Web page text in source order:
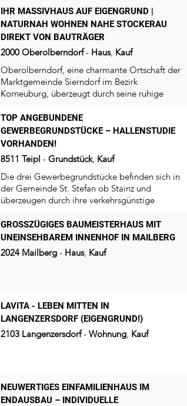
IHR MASSIVHAUS AUF EIGENGRUND |
NATURNAH WOHNEN NAHE STOCKERAU
DIREKT VON BAUTRÄGER
2000 Oberolberndorf - Haus, Kauf
Oberolberndorf, eine charmante Ortschaft der
Marktgemeinde Sierndorf im Bezirk
Korneuburg, überzeugt durch seine ruhige
TOP ANGEBUNDENE
GEWERBEGRUNDSTÜCKE – HALLENSTUDIE
VORHANDEN!
8511 Teipl - Grundstück, Kauf
Die drei Gewerbegrundstücke befinden sich in
der Gemeinde St. Stefan ob Stainz und
überzeugen durch ihre verkehrsgünstige
GROSSZÜGIGES BAUMEISTERHAUS MIT U
NEINSEHBAREM INNENHOF IN MAILBERG
2024 Mailberg - Haus, Kauf
LAVITA - LEBEN MITTEN IN
LANGENZERSDORF (EIGENGRUND!)
2103 Langenzersdorf - Wohnung, Kauf
NEUWERTIGES EINFAMILIENHAUS IM
ENDAUSBAU – INDIVIDUELLE